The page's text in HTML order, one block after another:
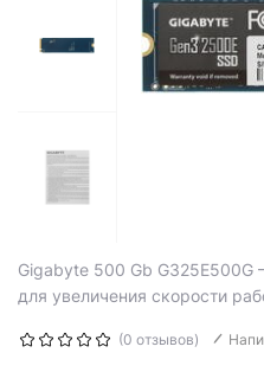
Gigabyte 500 Gb G325E500G
для увеличения скорости
(0 отзывов)